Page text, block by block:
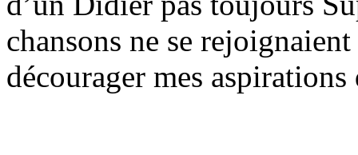
chansons ne se
décourager mes